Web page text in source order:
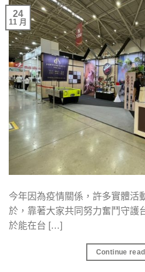
24
11 月
今年因為疫情關係，許多實體活
於，靠著大家共同努力奮鬥守護
於能在台 […]
Continue